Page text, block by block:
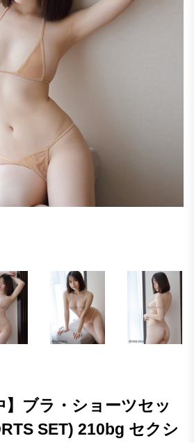
】ブラ・ショーツセッ
SET) 210bg セクシ